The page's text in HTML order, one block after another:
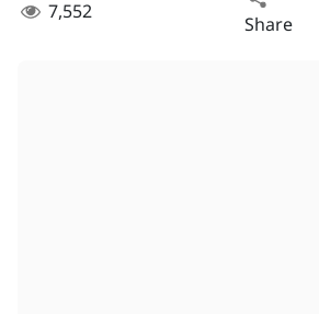
7,552 Share